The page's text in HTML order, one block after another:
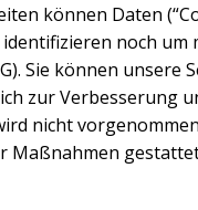
können Daten
noch
Sie können unsere
zur Verbesserung
nicht
Maßnahmen